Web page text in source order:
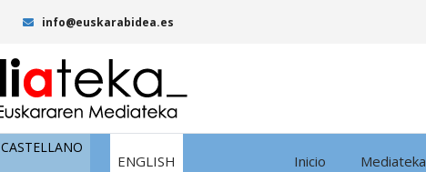
info@euskarabidea.es
CASTELLANO
ENGLISH Inicio Mediateka